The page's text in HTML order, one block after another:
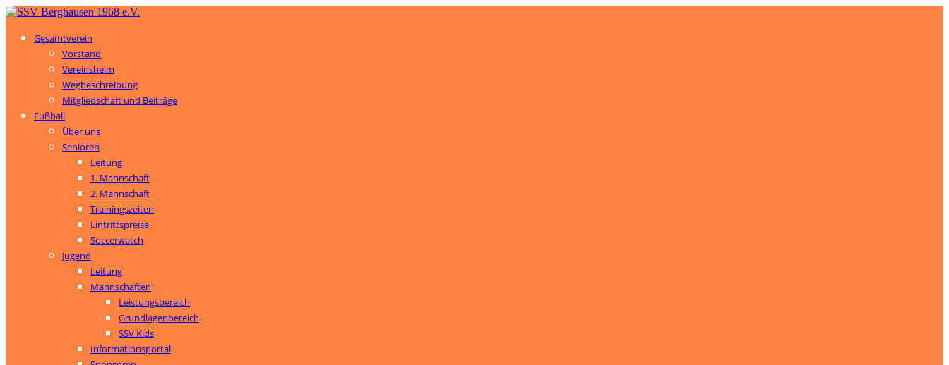
Gesamtverein
Vorstand
Vereinsheim
Wegbeschreibung
Mitgliedschaft und Beiträge
Fußball
Über uns
Senioren
Leitung
1. Mannschaft
2. Mannschaft
Trainingszeiten
Eintrittspreise
Soccerwatch
Jugend
Leitung
Mannschaften
Leistungsbereich
Grundlagenbereich
SSV Kids
Informationsportal